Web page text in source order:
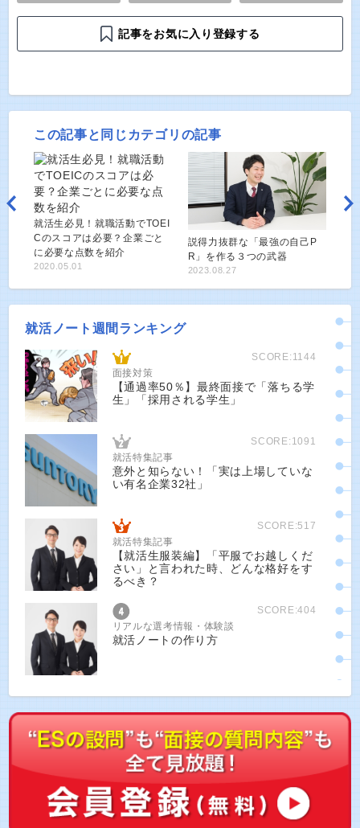
記事をお気に入り登録する
この記事と同じカテゴリの記事
就活生必見！就職活動でTOEI
Cのスコアは必要？企業ごと
に必要な点数を紹介
2020.05.01
説得力抜群な「最強の自己P
R」を作る３つの武器
2023.08.27
就活ノート週間ランキング
SCORE:1144
面接対策
【通過率50％】最終面接で「落ちる学
生」「採用される学生」
SCORE:1091
就活特集記事
意外と知らない！「実は上場していな
い有名企業32社」
SCORE:517
就活特集記事
【就活生服装編】「平服でお越しくだ
さい」と言われた時、どんな格好をす
るべき？
SCORE:404
リアルな選考情報・体験談
就活ノートの作り方